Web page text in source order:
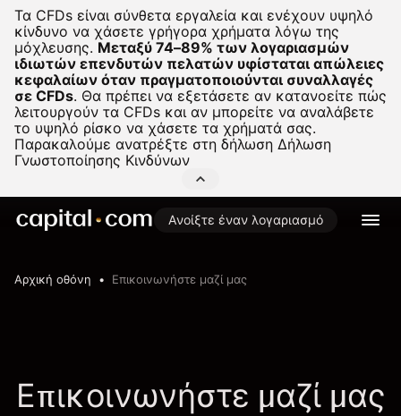
Τα CFDs είναι σύνθετα εργαλεία και ενέχουν υψηλό
κίνδυνο να χάσετε γρήγορα χρήματα λόγω της
μόχλευσης. Μεταξύ 74–89% των λογαριασμών
ιδιωτών επενδυτών πελατών υφίσταται απώλειες
κεφαλαίων όταν πραγματοποιούνται συναλλαγές
σε CFDs. Θα πρέπει να εξετάσετε αν κατανοείτε πώς
λειτουργούν τα CFDs και αν μπορείτε να αναλάβετε
το υψηλό ρίσκο να χάσετε τα χρήματά σας.
Παρακαλούμε ανατρέξτε στη δήλωση Δήλωση
Γνωστοποίησης Κινδύνων
Ανοίξτε έναν λογαριασμό
Αρχική οθόνη Επικοινωνήστε μαζί μας
Επικοινωνήστε μαζί μας